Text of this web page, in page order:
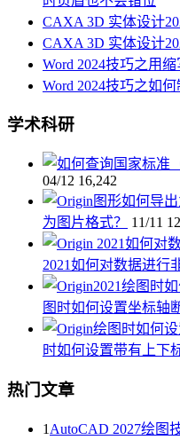
CAXA 3D 实体设计
CAXA 3D 实体设计
Word 2024技巧之用
Word 2024技巧之如
学术科研
04/12 16,242
为图片格式？
11/11
2021如何对数据进行
图时如何设置坐标轴
时如何设置带有上下
热门文章
1 AutoCAD 2027绘图